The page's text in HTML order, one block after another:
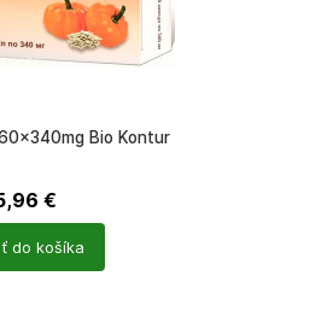
Bio Kontur
€
do košíka